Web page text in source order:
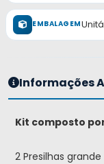
EMBALAGEM
Informações
Kit composto
2 Presilhas grande